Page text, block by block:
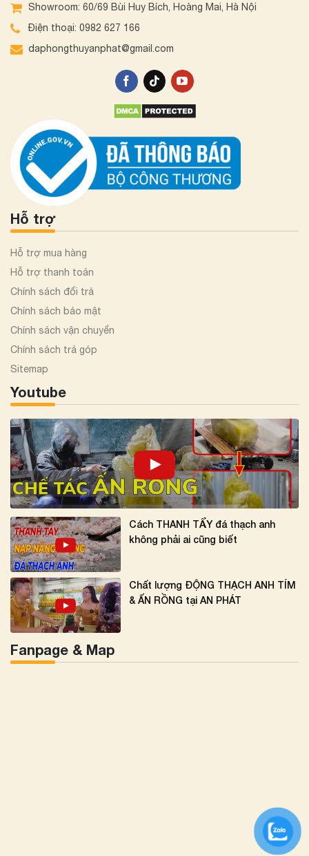
Showroom: 60/69 Bùi Huy Bích, Hoàng Mai, Hà Nội
Điện thoại: 0982 627 166
daphongthuyanphat@gmail.com
Hỗ trợ
Hỗ trợ mua hàng
Hỗ trợ thanh toán
Chính sách đổi trả
Chính sách bảo mật
Chính sách vận chuyển
Chính sách trả góp
Sitemap
Youtube
Cách THANH TẨY đá thạch anh
không phải ai cũng biết
Chất lượng ĐỘNG THẠCH ANH TÍM
& ẤN RỒNG tại AN PHÁT
Fanpage & Map